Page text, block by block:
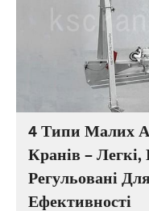
4 Типи Малих
Кранів –
Регульовані
Ефективності